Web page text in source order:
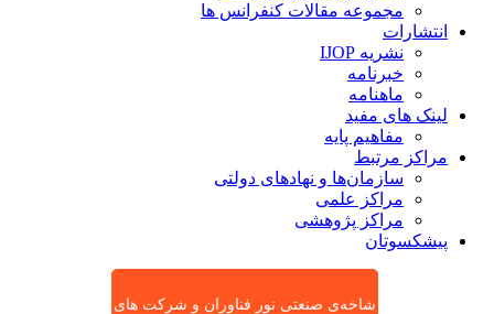
مجموعه مقالات کنفرانس ها
انتشارات
نشریه IJOP
خبرنامه
ماهنامه
لینک های مفید
مفاهیم پایه
مراکز مرتبط
سازمان‌ها و نهادهای دولتی
مراکز علمی
مراکز پژوهشی
پیشکسوتان
شاخه‌ی صنعتی نور فناوران و شرکت های